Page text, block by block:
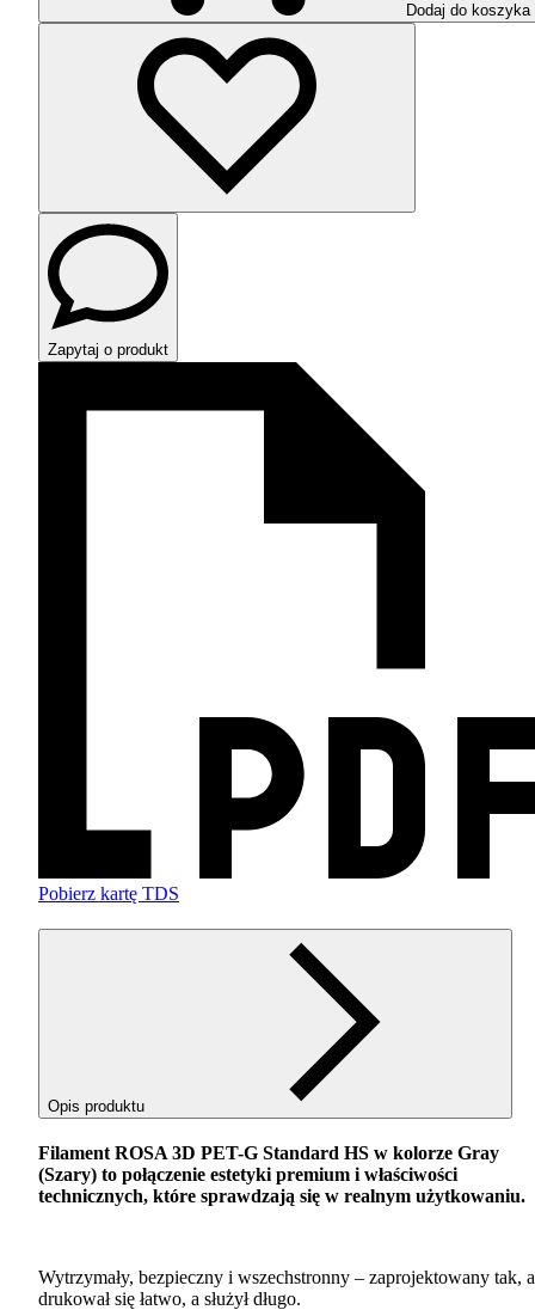
Dodaj do koszyka
Zapytaj o produkt
Pobierz kartę TDS
Opis produktu
Filament ROSA 3D PET-G Standard HS w kolorze Gray
(Szary) to połączenie estetyki premium i właściwości
technicznych, które sprawdzają się w realnym użytkowaniu.
Wytrzymały, bezpieczny i wszechstronny – zaprojektowany tak,
drukował się łatwo, a służył długo.